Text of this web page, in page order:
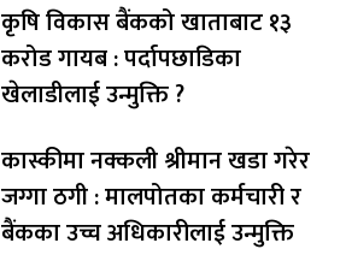
कृषि विकास बैंकको खाताबाट १३
करोड गायब : पर्दापछाडिका
खेलाडीलाई उन्मुक्ति ?
कास्कीमा नक्कली श्रीमान खडा गरेर
जग्गा ठगी : मालपोतका कर्मचारी र
बैंकका उच्च अधिकारीलाई उन्मुक्ति